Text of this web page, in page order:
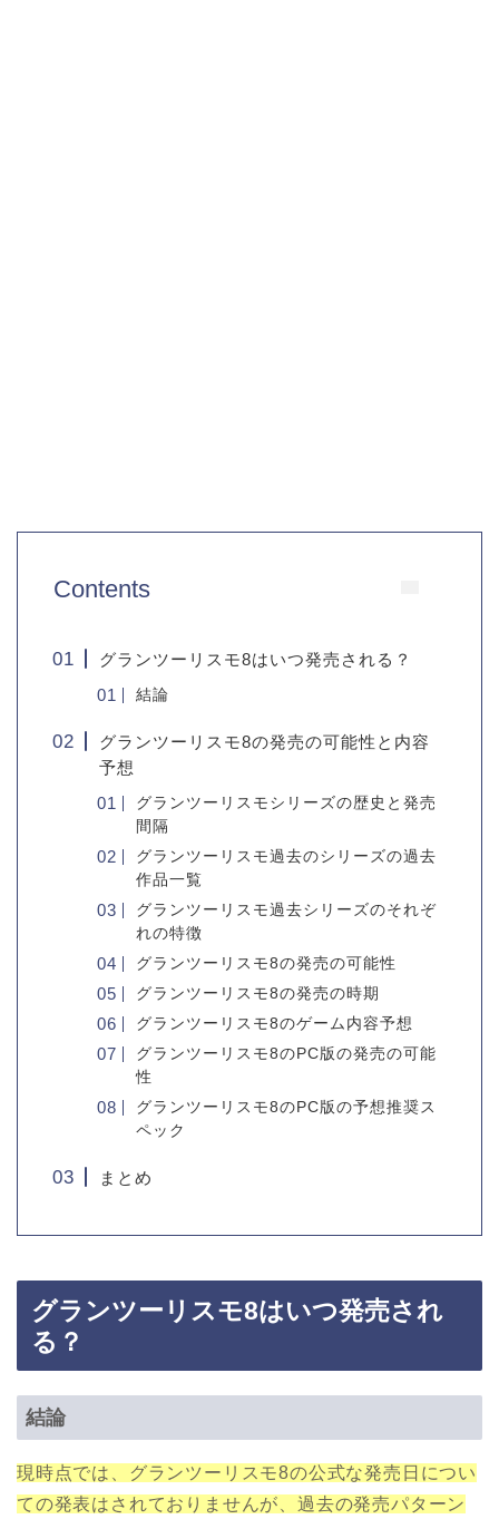
Contents
グランツーリスモ8はいつ発売される？
結論
グランツーリスモ8の発売の可能性と内容
予想
グランツーリスモシリーズの歴史と発売
間隔
グランツーリスモ過去のシリーズの過去
作品一覧
グランツーリスモ過去シリーズのそれぞ
れの特徴
グランツーリスモ8の発売の可能性
グランツーリスモ8の発売の時期
グランツーリスモ8のゲーム内容予想
グランツーリスモ8のPC版の発売の可能
性
グランツーリスモ8のPC版の予想推奨ス
ペック
まとめ
グランツーリスモ8はいつ発売され
る？
結論
現時点では、グランツーリスモ8の公式な発売日につい
ての発表はされておりませんが、過去の発売パターン